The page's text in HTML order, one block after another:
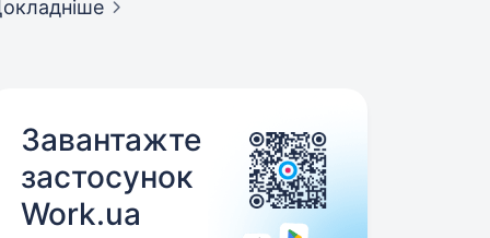
Завантажте
застосунок
Work.ua